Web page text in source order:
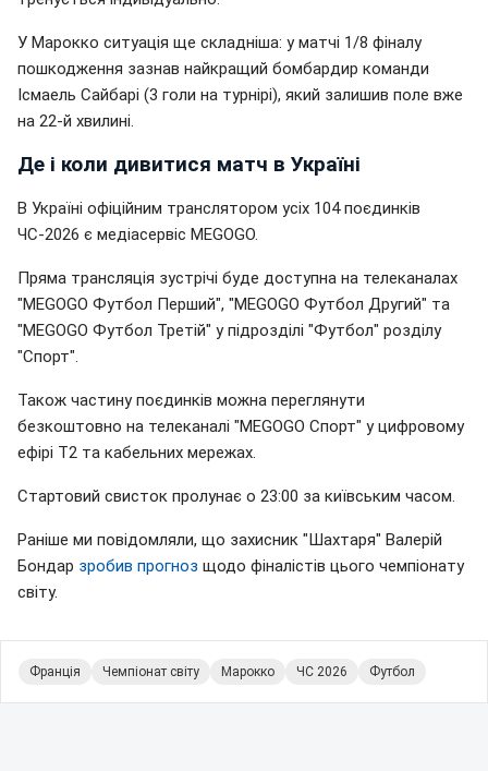
У Марокко ситуація ще складніша: у матчі 1/8 фіналу
пошкодження зазнав найкращий бомбардир команди
Ісмаель Сайбарі (3 голи на турнірі), який залишив поле вже
на 22-й хвилині.
Де і коли дивитися матч в Україні
В Україні офіційним транслятором усіх 104 поєдинків
ЧС-2026 є медіасервіс MEGOGO.
Пряма трансляція зустрічі буде доступна на телеканалах
"MEGOGO Футбол Перший", "MEGOGO Футбол Другий" та
"MEGOGO Футбол Третій" у підрозділі "Футбол" розділу
"Спорт".
Також частину поєдинків можна переглянути
безкоштовно на телеканалі "MEGOGO Спорт" у цифровому
ефірі Т2 та кабельних мережах.
Стартовий свисток пролунає о 23:00 за київським часом.
Раніше ми повідомляли, що захисник "Шахтаря" Валерій
Бондар зробив прогноз щодо фіналістів цього чемпіонату
світу.
Франція Чемпіонат світу Марокко ЧС 2026 Футбол